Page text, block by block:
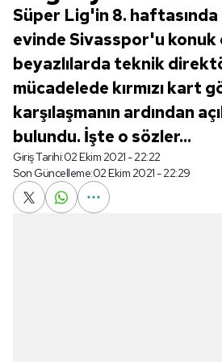
Süper Lig'in 8.
evinde Sivasspor'u konuk
beyazlılarda teknik
mücadelede kırmızı kart
karşılaşmanın ardından
bulundu. İşte o sözler...
Giriş Tarihi:02 Ekim 2021 - 22:22
Son Güncelleme:02 Ekim 2021 - 22:29